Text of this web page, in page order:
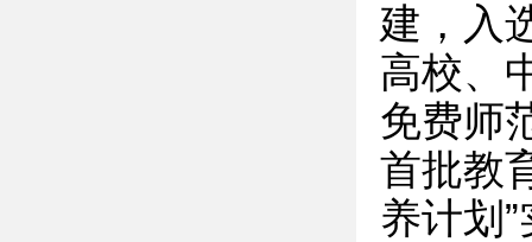
建，入
高校、
免费师
首批教
养计划